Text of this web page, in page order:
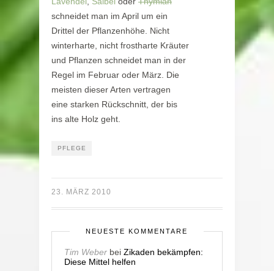
schneidet man im April um ein
Drittel der Pflanzenhöhe. Nicht
winterharte, nicht frostharte Kräuter
und Pflanzen schneidet man in der
Regel im Februar oder März. Die
meisten dieser Arten vertragen
eine starken Rückschnitt, der bis
ins alte Holz geht.
PFLEGE
23. MÄRZ 2010
NEUESTE KOMMENTARE
Tim Weber bei Zikaden bekämpfen:
Diese Mittel helfen